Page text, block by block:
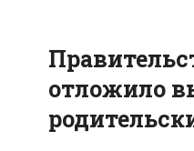
отложило